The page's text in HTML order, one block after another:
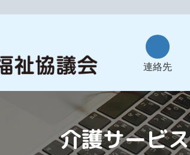
ア
イ
コ
ン
ク
連絡先
介護サービス